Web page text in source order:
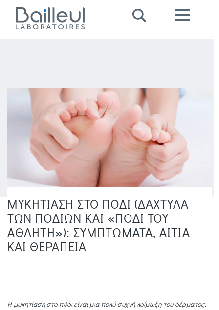
ΜΥΚΗΤΙΑΣΗ ΣΤΟ ΠΟΔΙ (ΔΑΧΤΥΛΑ
ΤΩΝ ΠΟΔΙΩΝ ΚΑΙ «ΠΟΔΙ ΤΟΥ
ΑΘΛΗΤΗ»): ΣΥΜΠΤΩΜΑΤΑ, ΑΙΤΙΑ
ΚΑΙ ΘΕΡΑΠΕΙΑ
Η μυκητίαση στο πόδι είναι μια πολύ συχνή λοίμωξη του δέρματος.